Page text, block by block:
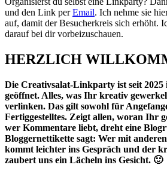
und den Link perEmail. Ich nehme sie
auf, damit der Besucherkreis sich erhöht.
darauf bei dir vorbeizuschauen.
HERZLICH
Die Creativsalat-Linkparty ist seit 2025
geöffnet. Alles, was Ihr kreativ
verlinken. Das gilt sowohl für
Fertiggestelltes. Zeigt allen, woran Ihr
wer Kommentare liebt, dreht eine
Bloggernettikette sagt: Wer mit
kommt leichter ins Gespräch und der
zaubert uns ein Lächeln ins Gesicht. 🙂